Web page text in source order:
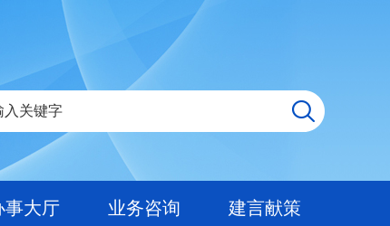
事大厅 业务咨询 建言献策